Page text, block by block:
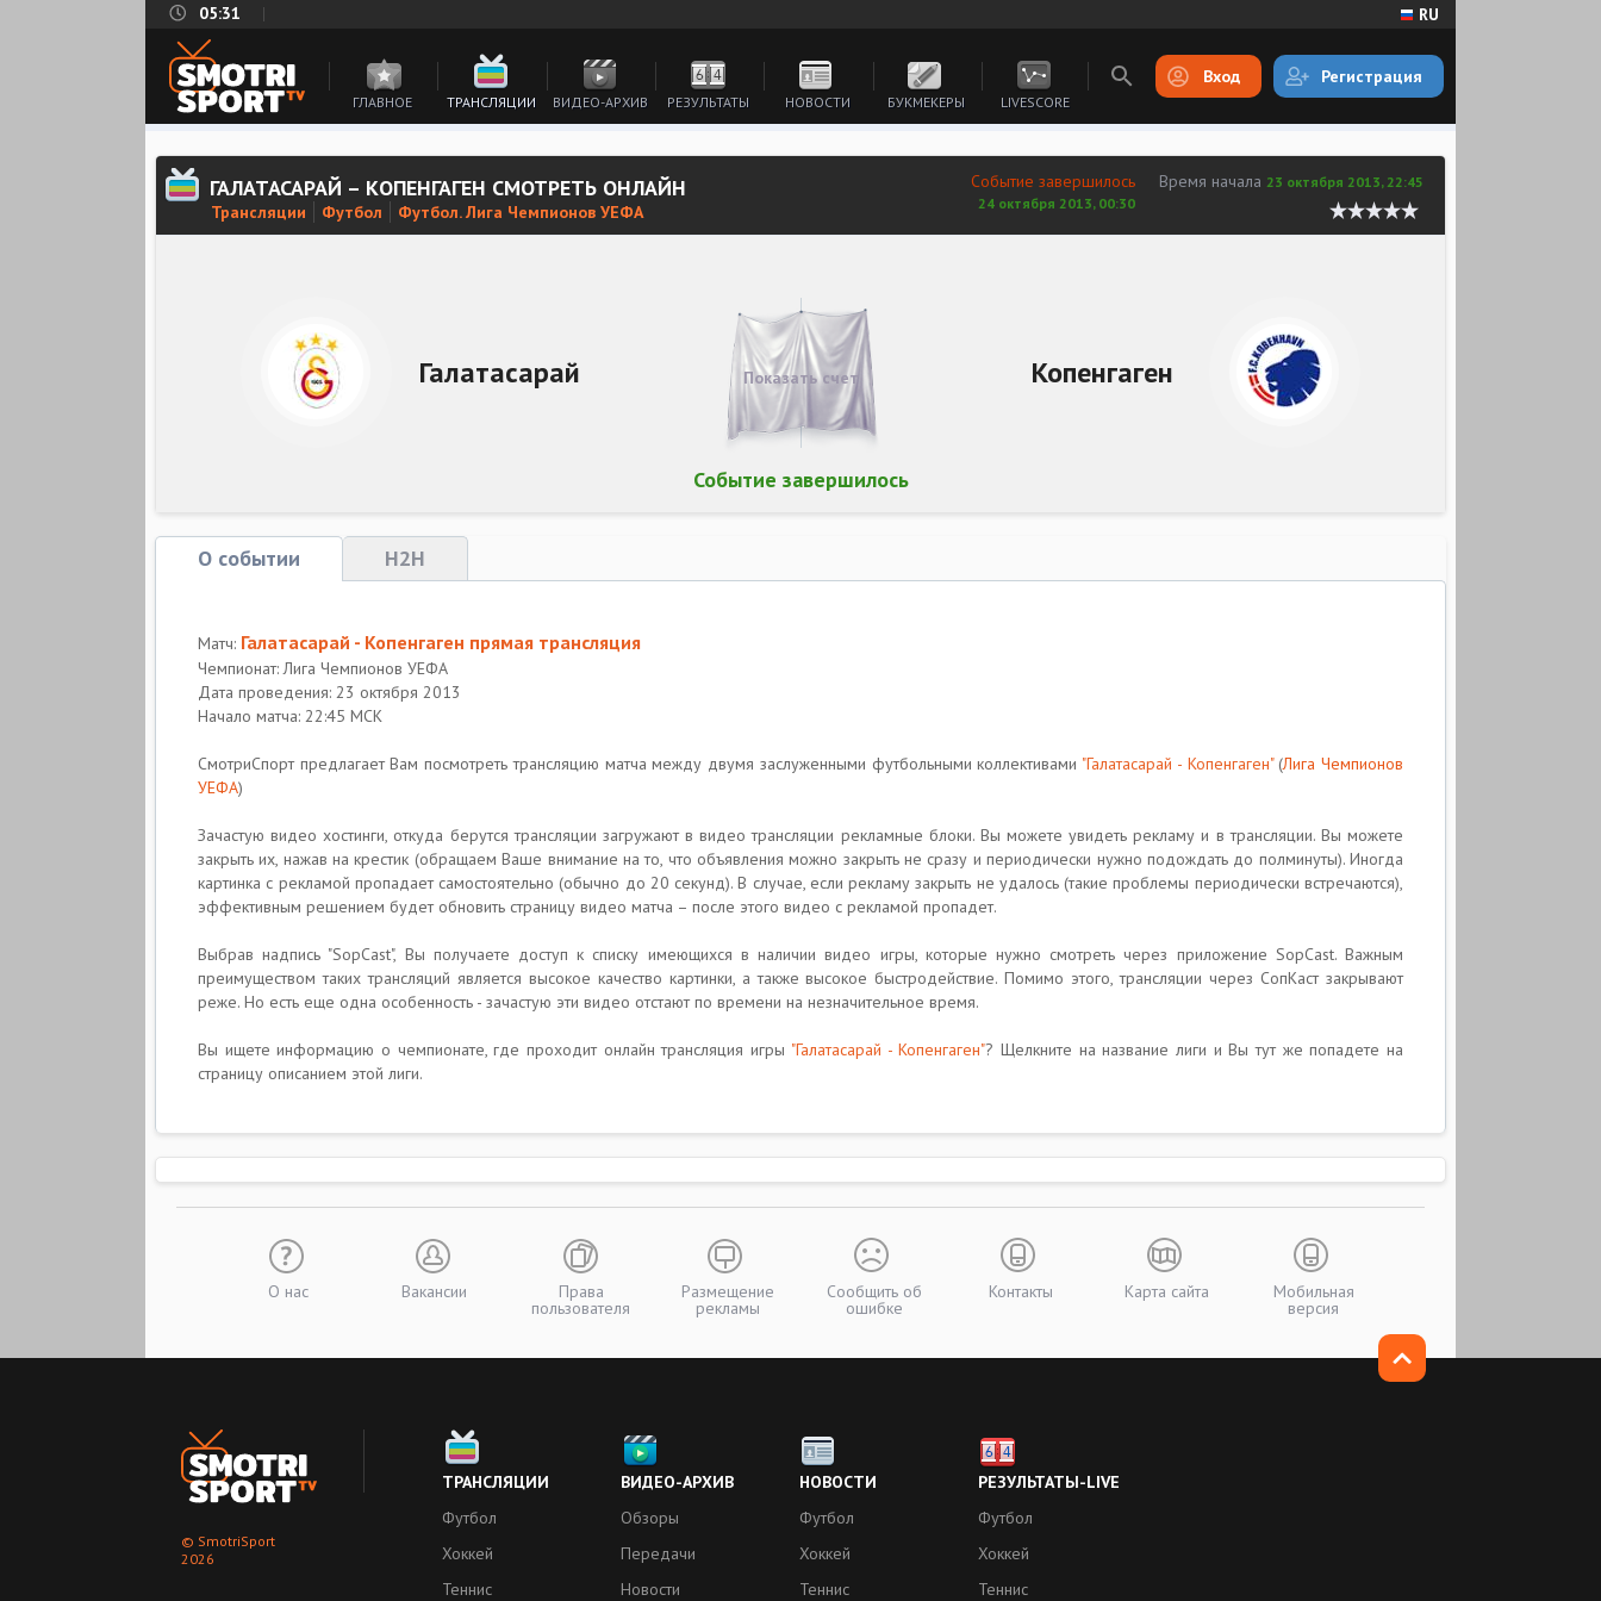
05:31 RU
ГЛАВНОЕ ТРАНСЛЯЦИИ ВИДЕО-АРХИВ РЕЗУЛЬТАТЫ НОВОСТИ БУКМЕКЕРЫ LIVESCORE
Вход Регистрация
ГАЛАТАСАРАЙ – КОПЕНГАГЕН СМОТРЕТЬ ОНЛАЙН
Трансляции Футбол Футбол. Лига Чемпионов УЕФА
Время начала 23 октября 2013, 22:45
Событие завершилось
24 октября 2013, 00:30
Галатасарай Копенгаген
Событие завершилось
Показать счет
О событии H2H
Матч: Галатасарай - Копенгаген прямая трансляция
Чемпионат: Лига Чемпионов УЕФА
Дата проведения: 23 октября 2013
Начало матча: 22:45 МСК
СмотриСпорт предлагает Вам посмотреть трансляцию матча между двумя заслуженными футбольными коллективами "Галатасарай - Копенгаген"(Лига Чемпионов
УЕФА)
Зачастую видео хостинги, откуда берутся трансляции загружают в видео трансляции рекламные блоки. Вы можете увидеть рекламу и в трансляции. Вы можете
закрыть их, нажав на крестик (обращаем Ваше внимание на то, что объявления можно закрыть не сразу и периодически нужно подождать до полминуты). Иногда
картинка с рекламой пропадает самостоятельно (обычно до 20 секунд). В случае, если рекламу закрыть не удалось (такие проблемы периодически встречаются),
эффективным решением будет обновить страницу видео матча – после этого видео с рекламой пропадет.
Выбрав надпись "SopCast", Вы получаете доступ к списку имеющихся в наличии видео игры, которые нужно смотреть через приложение SopCast. Важным
преимуществом таких трансляций является высокое качество картинки, а также высокое быстродействие. Помимо этого, трансляции через СопКаст закрывают
реже. Но есть еще одна особенность - зачастую эти видео отстают по времени на незначительное время.
Вы ищете информацию о чемпионате, где проходит онлайн трансляция игры "Галатасарай - Копенгаген"? Щелкните на название лиги и Вы тут же попадете на
страницу описанием этой лиги.
О нас Вакансии Права
пользователя
Размещение
рекламы
Сообщить об
ошибке
Контакты Карта сайта Мобильная
версия
© SmotriSport
2026
ТРАНСЛЯЦИИ
Футбол
Хоккей
Теннис
ВИДЕО-АРХИВ
Обзоры
Передачи
Новости
НОВОСТИ
Футбол
Хоккей
Теннис
РЕЗУЛЬТАТЫ-LIVE
Футбол
Хоккей
Теннис